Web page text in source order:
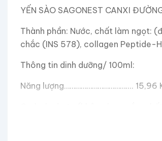
YẾN SÀO SAGONEST CANXI
Thành phần: Nước, chất làm ngọt:
chắc (INS 578), collagen Peptide-
Thông tin dinh dưỡng/ 100ml:
Năng lượng…………………………….... 15,96